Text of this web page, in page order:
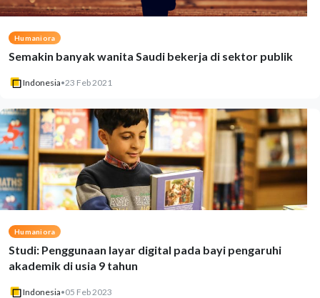
Humaniora
Semakin banyak wanita Saudi bekerja di sektor publik
Indonesia•23 Feb 2021
Humaniora
Studi: Penggunaan layar digital pada bayi pengaruhi
akademik di usia 9 tahun
Indonesia•05 Feb 2023